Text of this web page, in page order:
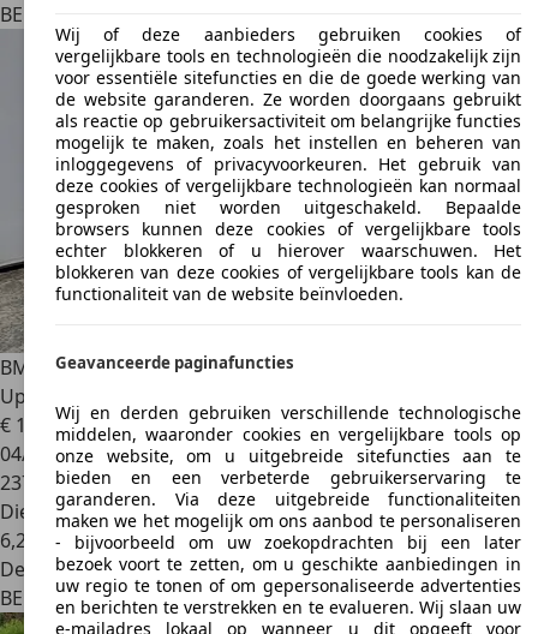
BE 3600
BMW 530DA Xdrive Gran Turismo 258Pk*Panodak Head-
Up Keyless Camera*Euro6b
€ 10.950
04/2014
237.000 km
Diesel
6,2 l/100 km (comb.)
Dealer
BE 1740Ternat
Wij of deze aanbieders gebruiken cookies of
vergelijkbare tools en technologieën die noodzakelijk zijn
voor essentiële sitefuncties en die de goede werking van
de website garanderen. Ze worden doorgaans gebruikt
als reactie op gebruikersactiviteit om belangrijke functies
mogelijk te maken, zoals het instellen en beheren van
inloggegevens of privacyvoorkeuren. Het gebruik van
deze cookies of vergelijkbare technologieën kan normaal
gesproken niet worden uitgeschakeld. Bepaalde
browsers kunnen deze cookies of vergelijkbare tools
echter blokkeren of u hierover waarschuwen. Het
blokkeren van deze cookies of vergelijkbare tools kan de
functionaliteit van de website beïnvloeden.
Geavanceerde paginafuncties
Wij en derden gebruiken verschillende technologische
middelen, waaronder cookies en vergelijkbare tools op
onze website, om u uitgebreide sitefuncties aan te
bieden en een verbeterde gebruikerservaring te
garanderen. Via deze uitgebreide functionaliteiten
maken we het mogelijk om ons aanbod te personaliseren
- bijvoorbeeld om uw zoekopdrachten bij een later
bezoek voort te zetten, om u geschikte aanbiedingen in
uw regio te tonen of om gepersonaliseerde advertenties
en berichten te verstrekken en te evalueren. Wij slaan uw
e-mailadres lokaal op wanneer u dit opgeeft voor